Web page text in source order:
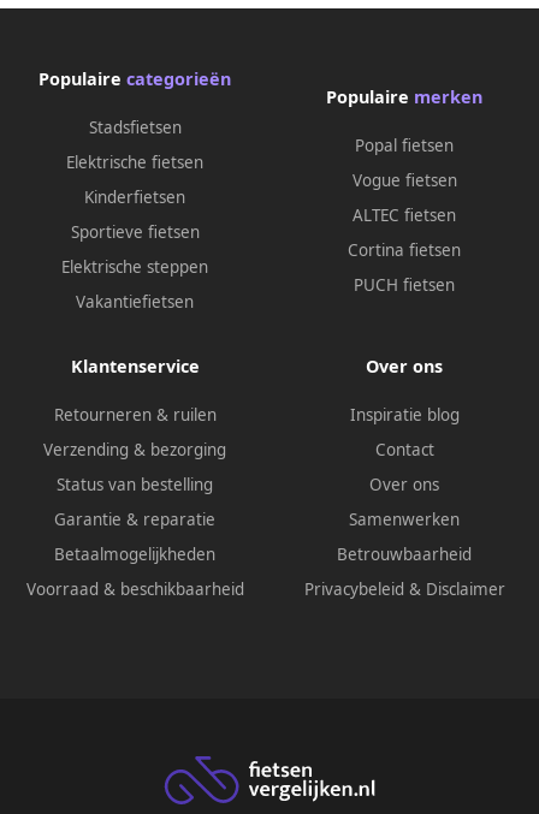
Populaire categorieën
Stadsfietsen
Elektrische fietsen
Kinderfietsen
Sportieve fietsen
Elektrische steppen
Vakantiefietsen
Populaire merken
Popal fietsen
Vogue fietsen
ALTEC fietsen
Cortina fietsen
PUCH fietsen
Klantenservice
Retourneren & ruilen
Verzending & bezorging
Status van bestelling
Garantie & reparatie
Betaalmogelijkheden
Voorraad & beschikbaarheid
Over ons
Inspiratie blog
Contact
Over ons
Samenwerken
Betrouwbaarheid
Privacybeleid & Disclaimer